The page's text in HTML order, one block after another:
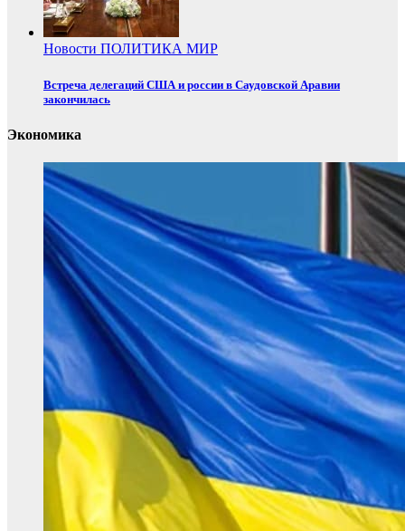
Новости ПОЛИТИКА МИР
Встреча делегаций США и россии в Саудовской Аравии
закончилась
Экономика